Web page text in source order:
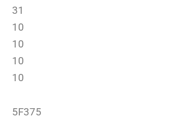
31
10
10
10
10
5F375